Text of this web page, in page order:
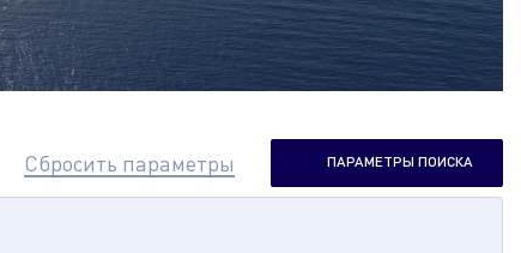
Сбросить параметры ПАРАМЕТРЫ ПОИСКА